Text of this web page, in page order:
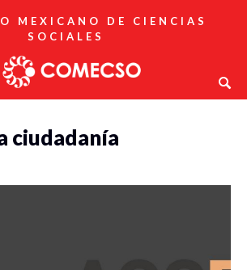
MEXICANO DE CIENCIAS
SOCIALES
ciudadanía